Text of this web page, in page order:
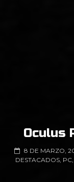
Oculus
8 DE MARZO,
DESTACADOS, PC,